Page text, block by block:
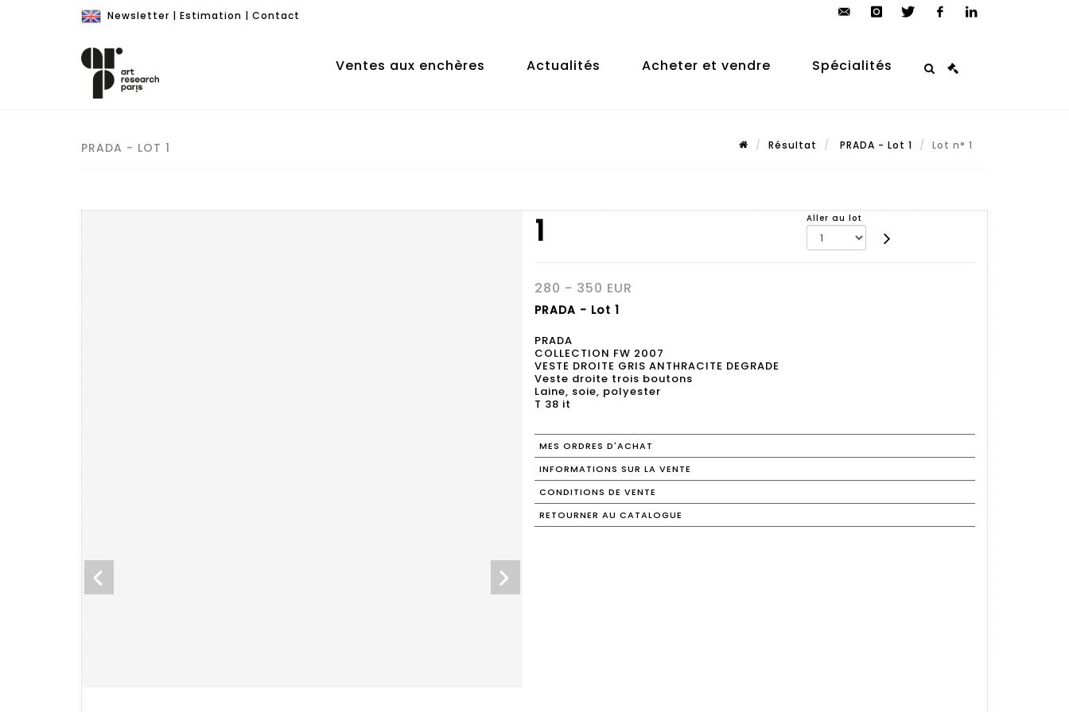
Newsletter | Estimation | Contact
auction.com
Ventes aux enchères Actualités Acheter et vendre Spécialités
PRADA - LOT 1 Résultat PRADA - Lot 1 Lot n° 1
1 Aller au lot
280 - 350 EUR
PRADA - Lot 1
PRADA
COLLECTION FW 2007
VESTE DROITE GRIS ANTHRACITE DEGRADE
Veste droite trois boutons
Laine, soie, polyester
T 38 it
MES ORDRES D'ACHAT
INFORMATIONS SUR LA VENTE
CONDITIONS DE VENTE
RETOURNER AU CATALOGUE